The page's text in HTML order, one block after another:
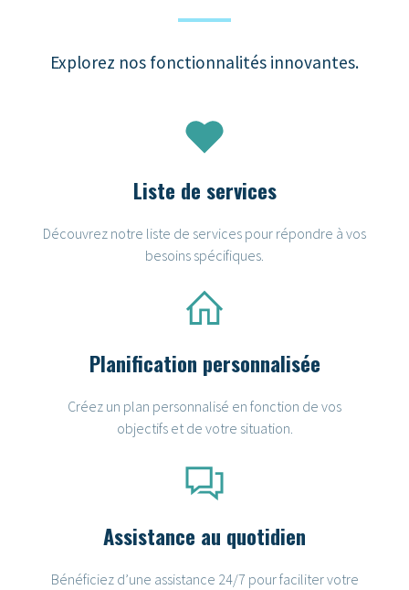
Explorez nos fonctionnalités innovantes.
Liste de services
Découvrez notre liste de services pour répondre à vos
besoins spécifiques.
Planification personnalisée
Créez un plan personnalisé en fonction de vos
objectifs et de votre situation.
Assistance au quotidien
Bénéficiez d’une assistance 24/7 pour faciliter votre